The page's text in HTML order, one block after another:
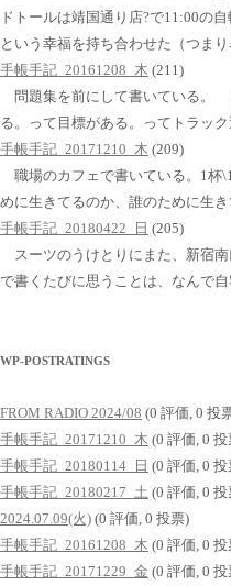
ドトールは靖国通り店?で11:00の
という幸福を持ち合わせた（つま
手帳手記_20161208_木 (211)
問題集を前にして書いている。
る。って目標がある。ってトラッ
手帳手記_20171210_木 (209)
職場のカフェで書いている。1
めに生きてるのか、誰のために生
手帳手記_20180422_日 (205)
スーツのうけとりにまた、新宿
で書くたびに思うことは、なんで
WP-POSTRATINGS
FROM RADIO 2024/08 (0 評価, 0 投
手帳手記_20171210_木 (0 評価, 0 投
手帳手記_20180114_日 (0 評価, 0 投
手帳手記_20180217_土 (0 評価, 0 投
2024.07.09(火) (0 評価, 0 投票)
手帳手記_20161208_木 (0 評価, 0 投
手帳手記_20171229_金 (0 評価, 0 投